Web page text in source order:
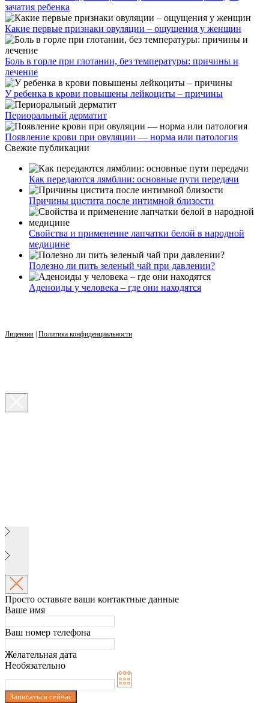
зачатия ребенка
Какие первые признаки овуляции – ощущения у женщин
Боль в горле при глотании, без температуры: причины и
лечение
У ребенка в крови повышены лейкоциты – причины
Периоральный дерматит
Появление крови при овуляции — норма или патология
Свежие публикации
Как передаются лямблии: основные пути передачи
Причины цистита после интимной близости
Свойства и применение лапчатки белой в народной
медицине
Полезно ли пить зеленый чай при давлении?
Аденоиды у человека – где они находятся
Лицензия Политика конфиденциальности
Просто оставьте ваши контактные данные
Ваше имя
Ваш номер телефона
Желательная дата
Необязательно
Записаться сейчас